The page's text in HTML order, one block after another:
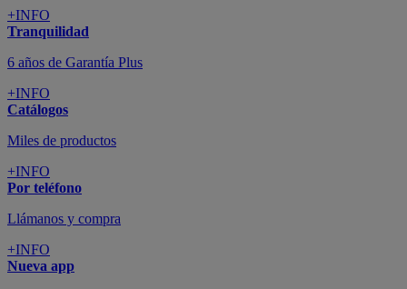
+INFO
Tranquilidad
6 años de Garantía Plus
+INFO
Catálogos
Miles de productos
+INFO
Por teléfono
Llámanos y compra
+INFO
Nueva app